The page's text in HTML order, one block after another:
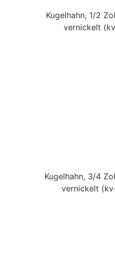
Kugelhahn, 1/2
vernickelt
Kugelhahn, 3/4
vernickelt